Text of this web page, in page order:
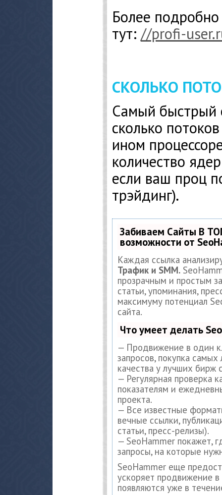
Более
тут: //profi-
СКОЛЬКО
Самый быстрый
сколько
ином
количество
если ваш проц
трэйдинг).
Забиваем Сайты В
возможности от
Каждая ссылка
Трафик и SMM.
прозрачным и простым
статьи, упоминания,
максимуму потенциал
сайта.
Что умеет делать
— Продвижение в один
запросов, покупка
качества у лучших бирж
— Регулярная проверка
показателям и
проекта.
— Все известные
вечные ссылки,
статьи, пресс-релизы).
— SeoHammer покажет,
запросы, на которые
SeoHammer еще
ускоряет продвижение в
появляются уже в